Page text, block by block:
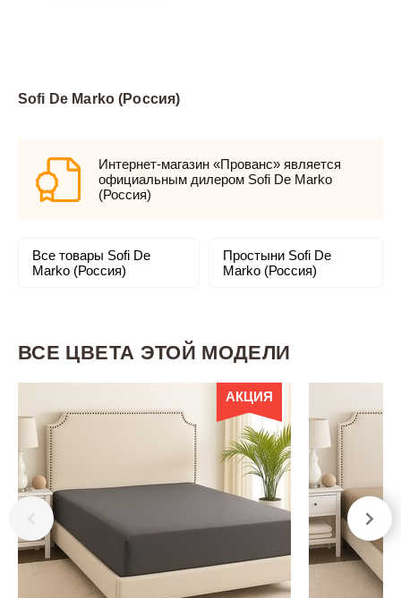
Sofi De Marko (Россия)
Интернет-магазин «Прованс» является
официальным дилером Sofi De Marko
(Россия)
Все товары Sofi De
Marko (Россия)
Простыни Sofi De
Marko (Россия)
ВСЕ ЦВЕТА ЭТОЙ МОДЕЛИ
АКЦИЯ